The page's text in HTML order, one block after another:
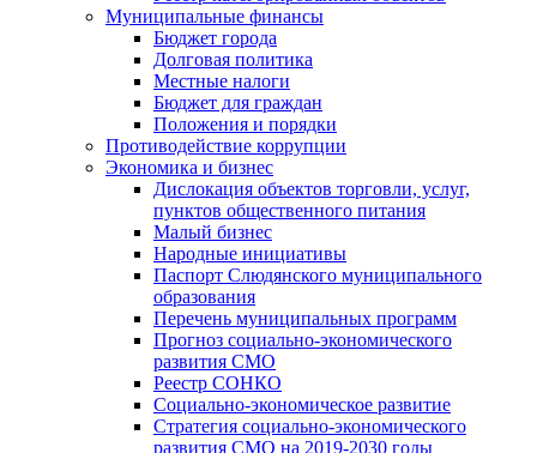
Муниципальные финансы
Бюджет города
Долговая политика
Местные налоги
Бюджет для граждан
Положения и порядки
Противодействие коррупции
Экономика и бизнес
Дислокация объектов торговли, услуг,
пунктов общественного питания
Малый бизнес
Народные инициативы
Паспорт Слюдянского муниципального
образования
Перечень муниципальных программ
Прогноз социально-экономического
развития СМО
Реестр СОНКО
Социально-экономическое развитие
Стратегия социально-экономического
развития СМО на 2019-2030 годы